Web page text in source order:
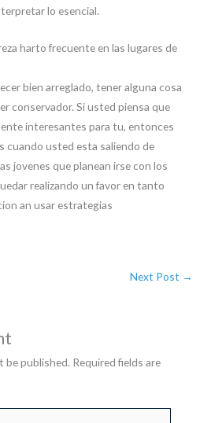
lo esencial.
harto frecuente en las lugares de
bien arreglado, tener alguna cosa
conservador. Si usted piensa que
interesantes para tu, entonces
cuando usted esta saliendo de
jovenes que planean irse con los
realizando un favor en tanto
an usar estrategi­as
Next Post →
be published. Required fields are